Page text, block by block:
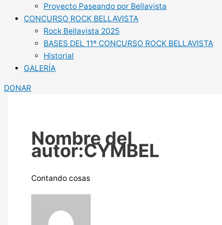
Proyecto Paseando por Bellavista
CONCURSO ROCK BELLAVISTA
Rock Bellavista 2025
BASES DEL 11º CONCURSO ROCK BELLAVISTA
Historial
GALERÍA
DONAR
Nombre del
autor:CYMBEL
Contando cosas